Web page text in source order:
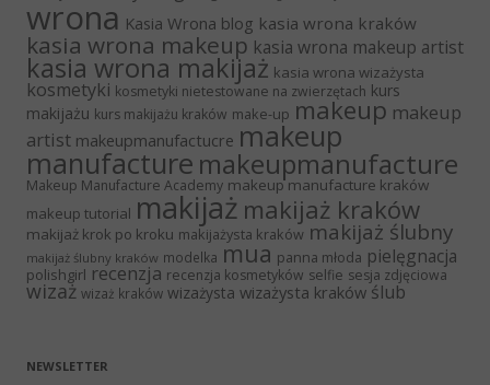
wrona Kasia Wrona blog kasia wrona kraków
kasia wrona makeup kasia wrona makeup artist
kasia wrona makijaż kasia wrona wizażysta
kosmetyki kosmetyki nietestowane na zwierzętach kurs
makijażu kurs makijażu kraków make-up makeup makeup
artist makeupmanufactucre makeup
manufacture makeupmanufacture
Makeup Manufacture Academy makeup manufacture kraków
makeup tutorial makijaż makijaż kraków
makijaż krok po kroku makijażysta kraków makijaż ślubny
makijaż ślubny kraków modelka mua panna młoda pielęgnacja
polishgirl recenzja recenzja kosmetyków selfie sesja zdjęciowa
wizaż wizaż kraków wizażysta wizażysta kraków ślub
NEWSLETTER